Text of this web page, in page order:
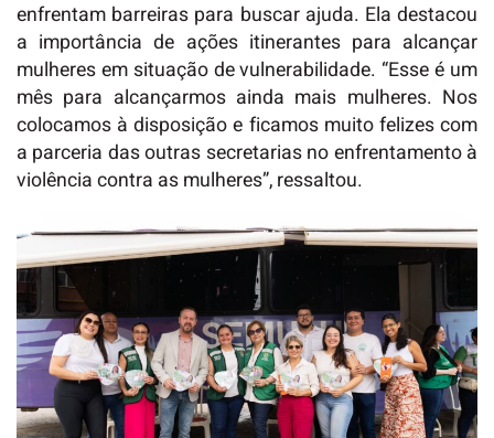
enfrentam barreiras para buscar ajuda. Ela destacou
a importância de ações itinerantes para alcançar
mulheres em situação de vulnerabilidade. “Esse é um
mês para alcançarmos ainda mais mulheres. Nos
colocamos à disposição e ficamos muito felizes com
a parceria das outras secretarias no enfrentamento à
violência contra as mulheres”, ressaltou.